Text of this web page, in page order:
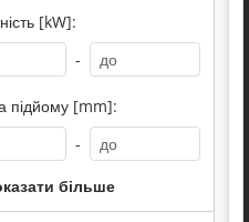
[kW]:
-
підйому [mm]:
-
більше